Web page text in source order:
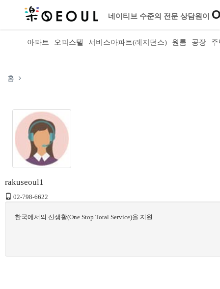
네이티브 수준의 전문 상담원이
아파트 오피스텔 서비스아파트(레지던스) 원룸 공장
홈
rakuseoul1
02-798-6622
한국에서의 신생활(One Stop Total Service)을 지원